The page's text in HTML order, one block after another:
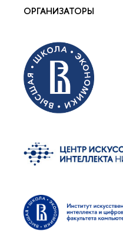
ОРГАНИЗАТОРЫ